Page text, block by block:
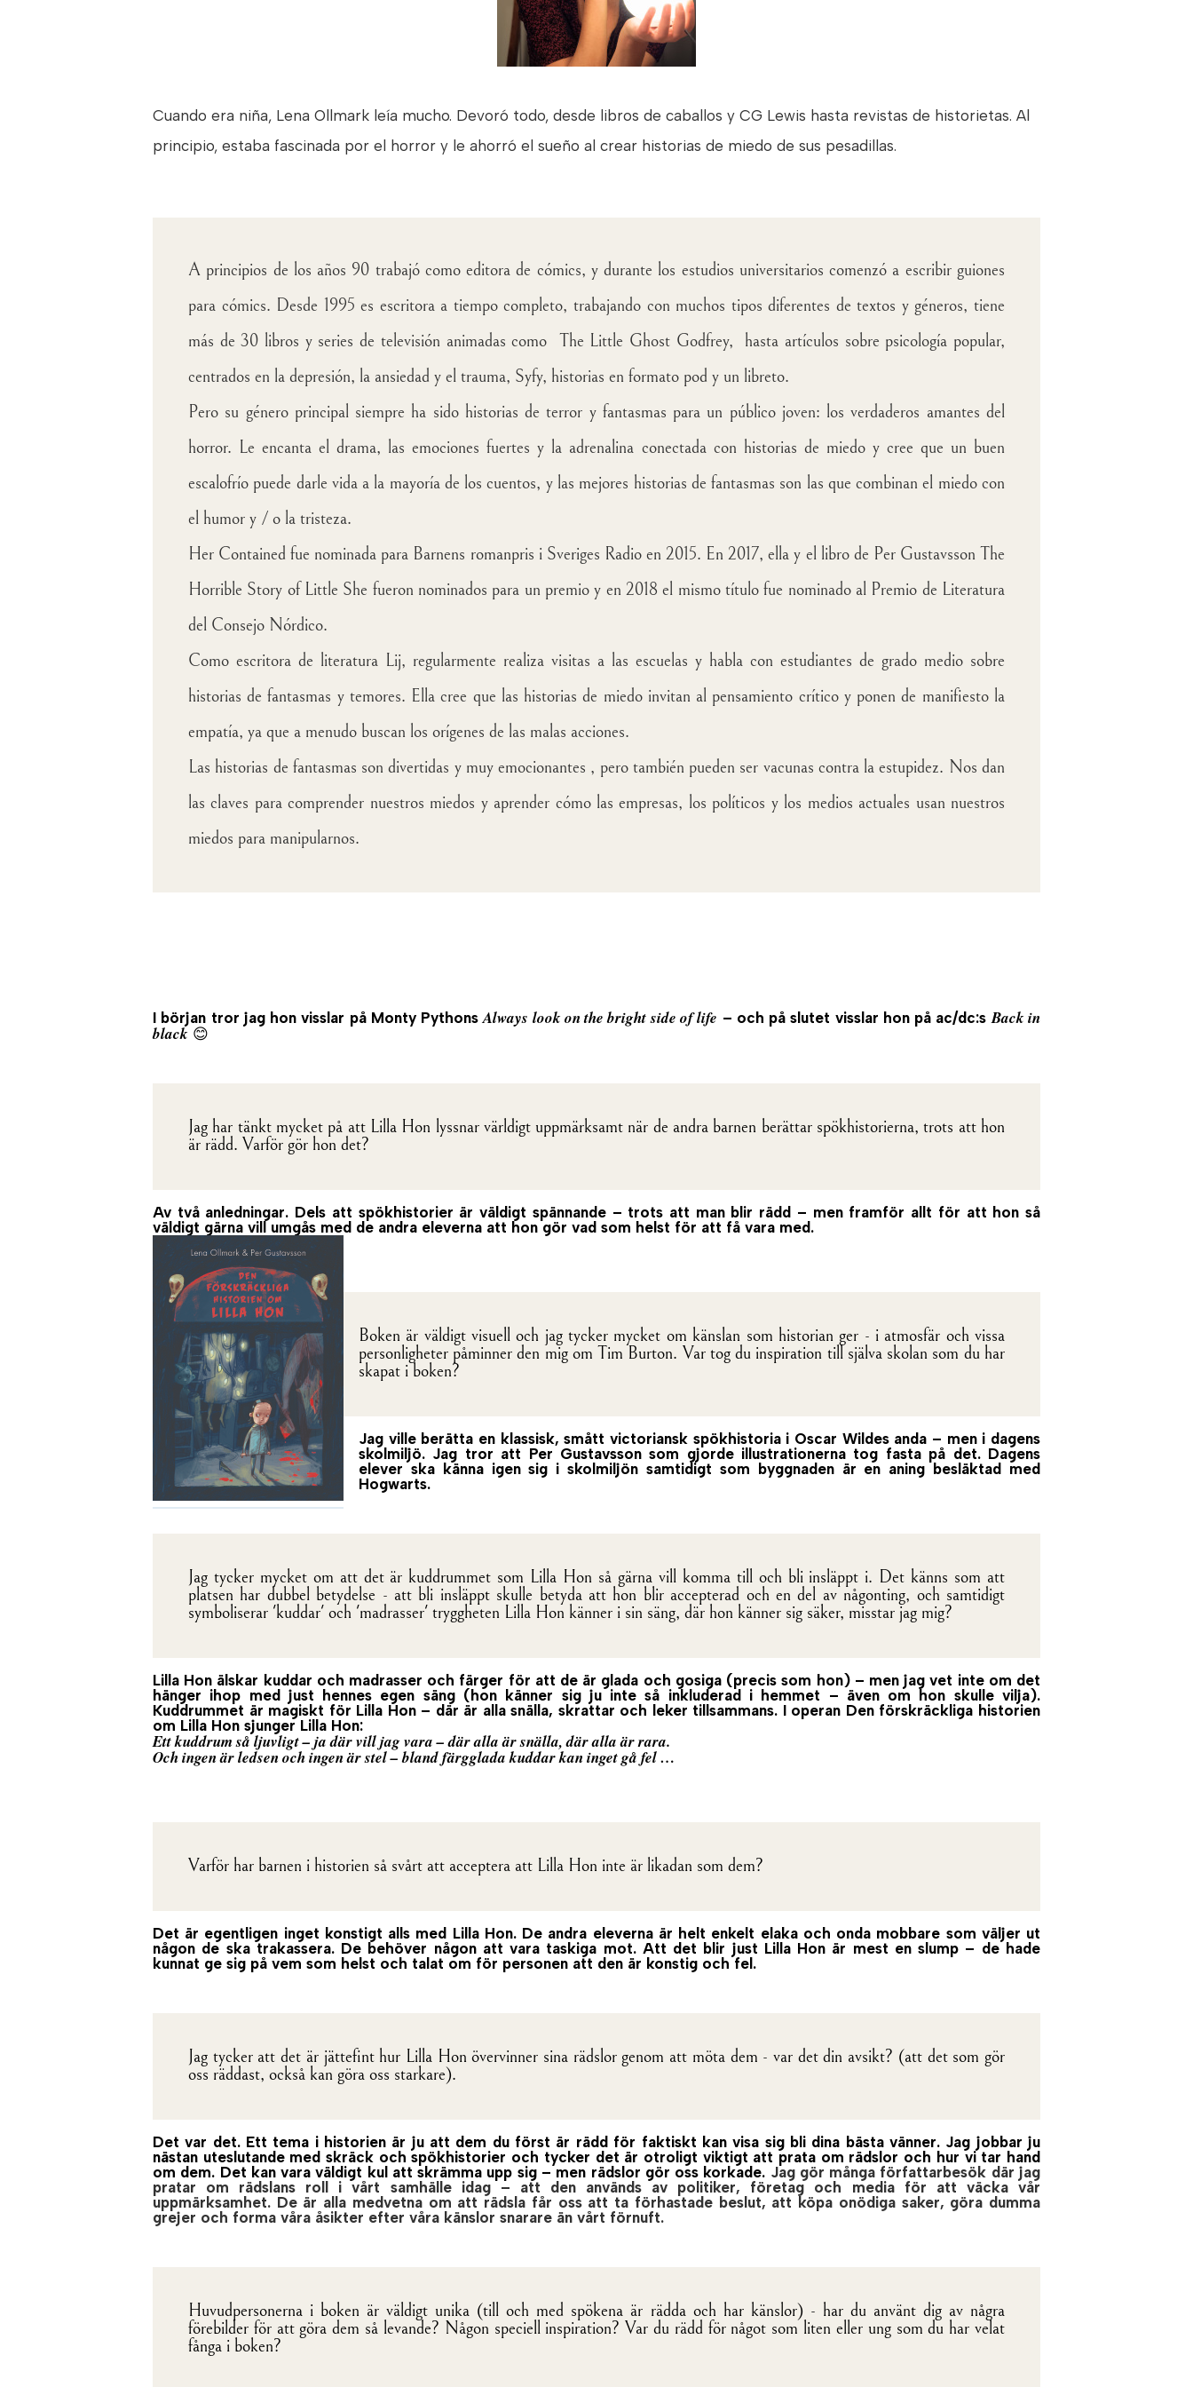
Cuando era niña, Lena Ollmark leía mucho. Devoró todo, desde libros de caballos y CG Lewis hasta revistas de historietas. Al
principio, estaba fascinada por el horror y le ahorró el sueño al crear historias de miedo de sus pesadillas.
A principios de los años 90 trabajó como editora de cómics, y durante los estudios universitarios comenzó a escribir guiones
para cómics. Desde 1995 es escritora a tiempo completo, trabajando con muchos tipos diferentes de textos y géneros, tiene
más de 30 libros y series de televisión animadas como The Little Ghost Godfrey, hasta artículos sobre psicología popular,
centrados en la depresión, la ansiedad y el trauma, Syfy, historias en formato pod y un libreto.
Pero su género principal siempre ha sido historias de terror y fantasmas para un público joven: los verdaderos amantes del
horror. Le encanta el drama, las emociones fuertes y la adrenalina conectada con historias de miedo y cree que un buen
escalofrío puede darle vida a la mayoría de los cuentos, y las mejores historias de fantasmas son las que combinan el miedo con
el humor y / o la tristeza.
Her Contained fue nominada para Barnens romanpris i Sveriges Radio en 2015. En 2017, ella y el libro de Per Gustavsson The
Horrible Story of Little She fueron nominados para un premio y en 2018 el mismo título fue nominado al Premio de Literatura
del Consejo Nórdico.
Como escritora de literatura Lij, regularmente realiza visitas a las escuelas y habla con estudiantes de grado medio sobre
historias de fantasmas y temores. Ella cree que las historias de miedo invitan al pensamiento crítico y ponen de manifiesto la
empatía, ya que a menudo buscan los orígenes de las malas acciones.
Las historias de fantasmas son divertidas y muy emocionantes , pero también pueden ser vacunas contra la estupidez. Nos dan
las claves para comprender nuestros miedos y aprender cómo las empresas, los políticos y los medios actuales usan nuestros
miedos para manipularnos.
I början tror jag hon visslar på Monty PythonsAlways look on the bright side of life – och på slutet visslar hon på ac/dc:sBack in
black 😊
Jag har tänkt mycket på att Lilla Hon lyssnar världigt uppmärksamt när de andra barnen berättar spökhistorierna, trots att hon
är rädd. Varför gör hon det?
Av två anledningar. Dels att spökhistorier är väldigt spännande – trots att man blir rädd – men framför allt för att hon så
väldigt gärna vill umgås med de andra eleverna att hon gör vad som helst för att få vara med.
Boken är väldigt visuell och jag tycker mycket om känslan som historian ger - i atmosfär och vissa
personligheter påminner den mig om Tim Burton. Var tog du inspiration till själva skolan som du har
skapat i boken?
Jag ville berätta en klassisk, smått victoriansk spökhistoria i Oscar Wildes anda – men i dagens
skolmiljö. Jag tror att Per Gustavsson som gjorde illustrationerna tog fasta på det. Dagens
elever ska känna igen sig i skolmiljön samtidigt som byggnaden är en aning besläktad med
Hogwarts.
Jag tycker mycket om att det är kuddrummet som Lilla Hon så gärna vill komma till och bli insläppt i. Det känns som att
platsen har dubbel betydelse - att bli insläppt skulle betyda att hon blir accepterad och en del av någonting, och samtidigt
symboliserar 'kuddar' och 'madrasser' tryggheten Lilla Hon känner i sin säng, där hon känner sig säker, misstar jag mig?
Lilla Hon älskar kuddar och madrasser och färger för att de är glada och gosiga (precis som hon) – men jag vet inte om det
hänger ihop med just hennes egen säng (hon känner sig ju inte så inkluderad i hemmet – även om hon skulle vilja).
Kuddrummet är magiskt för Lilla Hon – där är alla snälla, skrattar och leker tillsammans. I operan Den förskräckliga historien
om Lilla Hon sjunger Lilla Hon:
Ett kuddrum så ljuvligt – ja där vill jag vara – där alla är snälla, där alla är rara.
Och ingen är ledsen och ingen är stel – bland färgglada kuddar kan inget gå fel …
Varför har barnen i historien så svårt att acceptera att Lilla Hon inte är likadan som dem?
Det är egentligen inget konstigt alls med Lilla Hon. De andra eleverna är helt enkelt elaka och onda mobbare som väljer ut
någon de ska trakassera. De behöver någon att vara taskiga mot. Att det blir just Lilla Hon är mest en slump – de hade
kunnat ge sig på vem som helst och talat om för personen att den är konstig och fel.
Jag tycker att det är jättefint hur Lilla Hon övervinner sina rädslor genom att möta dem - var det din avsikt? (att det som gör
oss räddast, också kan göra oss starkare).
Det var det. Ett tema i historien är ju att dem du först är rädd för faktiskt kan visa sig bli dina bästa vänner. Jag jobbar ju
nästan uteslutande med skräck och spökhistorier och tycker det är otroligt viktigt att prata om rädslor och hur vi tar hand
om dem. Det kan vara väldigt kul att skrämma upp sig – men rädslor gör oss korkade. Jag gör många författarbesök där jag
pratar om rädslans roll i vårt samhälle idag – att den används av politiker, företag och media för att väcka vår
uppmärksamhet. De är alla medvetna om att rädsla får oss att ta förhastade beslut, att köpa onödiga saker, göra dumma
grejer och forma våra åsikter efter våra känslor snarare än vårt förnuft.
Huvudpersonerna i boken är väldigt unika (till och med spökena är rädda och har känslor) - har du använt dig av några
förebilder för att göra dem så levande? Någon speciell inspiration? Var du rädd för något som liten eller ung som du har velat
fånga i boken?